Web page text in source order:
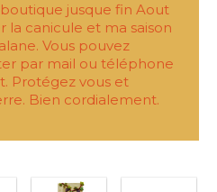
jusque fin Aout
la canicule et ma saison
Vous pouvez
par mail ou téléphone
Protégez vous et
Bien cordialement.